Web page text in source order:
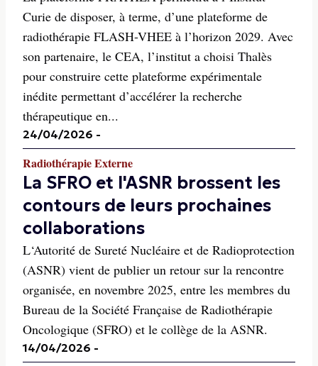
Curie de disposer, à terme, d’une plateforme de
radiothérapie FLASH-VHEE à l’horizon 2029. Avec
son partenaire, le CEA, l’institut a choisi Thalès
pour construire cette plateforme expérimentale
inédite permettant d’accélérer la recherche
thérapeutique en...
24/04/2026 -
Radiothérapie Externe
La SFRO et l'ASNR brossent les
contours de leurs prochaines
collaborations
L‘Autorité de Sureté Nucléaire et de Radioprotection
(ASNR) vient de publier un retour sur la rencontre
organisée, en novembre 2025, entre les membres du
Bureau de la Société Française de Radiothérapie
Oncologique (SFRO) et le collège de la ASNR.
14/04/2026 -